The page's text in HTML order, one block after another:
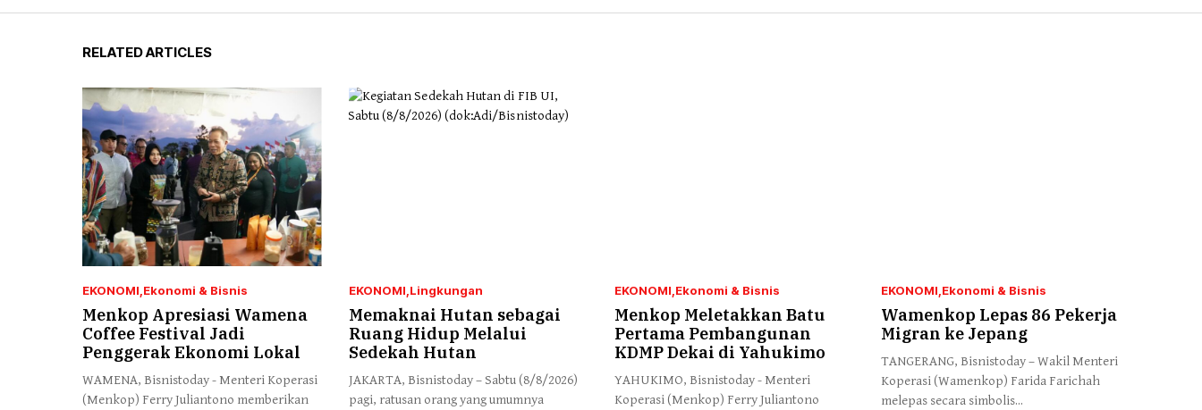
RELATED ARTICLES
EKONOMI Ekonomi & Bisnis
Menkop Apresiasi Wamena
Coffee Festival Jadi
Penggerak Ekonomi Lokal
WAMENA, Bisnistoday - Menteri Koperasi
(Menkop) Ferry Juliantono memberikan
EKONOMI Lingkungan
Memaknai Hutan sebagai
Ruang Hidup Melalui
Sedekah Hutan
JAKARTA, Bisnistoday – Sabtu (8/8/2026)
pagi, ratusan orang yang umumnya
EKONOMI Ekonomi & Bisnis
Menkop Meletakkan Batu
Pertama Pembangunan
KDMP Dekai di Yahukimo
YAHUKIMO, Bisnistoday - Menteri
Koperasi (Menkop) Ferry Juliantono
EKONOMI Ekonomi & Bisnis
Wamenkop Lepas 86 Pekerja
Migran ke Jepang
TANGERANG, Bisnistoday – Wakil Menteri
Koperasi (Wamenkop) Farida Farichah
melepas secara simbolis...